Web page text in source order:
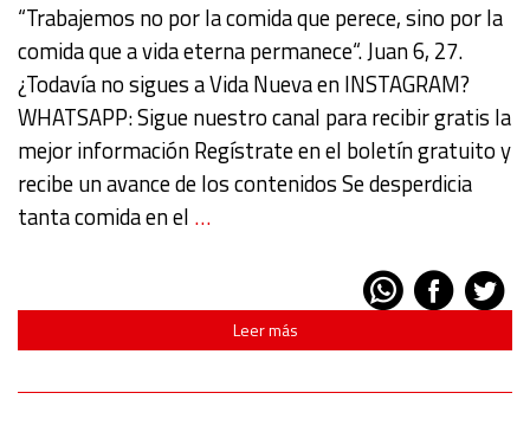
“Trabajemos no por la comida que perece, sino por la
comida que a vida eterna permanece“. Juan 6, 27.
¿Todavía no sigues a Vida Nueva en INSTAGRAM?
WHATSAPP: Sigue nuestro canal para recibir gratis la
mejor información Regístrate en el boletín gratuito y
recibe un avance de los contenidos Se desperdicia
tanta comida en el …
Leer más